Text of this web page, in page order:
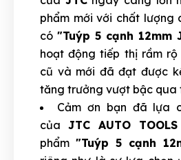
phẩm mới với chất
có "Tuýp 5 cạnh 12mm
hoạt động tiếp thị rầm
cũ và mới đã đạt được
tăng trưởng vượt bậc qua
Cảm ơn bạn đã lựa
của JTC AUTO TOOLS
phẩm "Tuýp 5 cạnh